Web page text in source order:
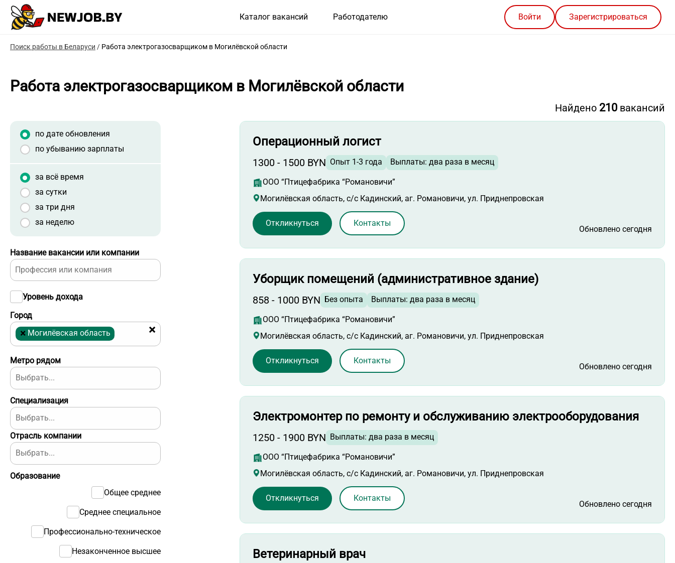
Каталог вакансий Работодателю Войти Зарегистрироваться
Поиск работы в Беларуси / Работа электрогазосварщиком в Могилёвской области
Работа электрогазосварщиком в Могилёвской области
Отрасль компании
Название вакансии или компании
Город
×
× Могилёвская область
Уровень дохода
Образование
Общее среднее
Среднее специальное
Профессионально-техническое
Незаконченное высшее
Метро рядом
по дате обновления
по убыванию зарплаты
за всё время
за сутки
за три дня
за неделю
Специализация
Найдено 210 вакансий
Операционный логист
1300 - 1500 BYN Опыт 1-3 года Выплаты: два раза в месяц
ООО “Птицефабрика “Романовичи”
Могилёвская область, с/с Кадинский, аг. Романовичи, ул. Приднепровская
Обновлено сегодня
Откликнуться Контакты
Уборщик помещений (административное здание)
858 - 1000 BYN Без опыта Выплаты: два раза в месяц
ООО “Птицефабрика “Романовичи”
Могилёвская область, с/с Кадинский, аг. Романовичи, ул. Приднепровская
Обновлено сегодня
Откликнуться Контакты
Электромонтер по ремонту и обслуживанию электрооборудования
1250 - 1900 BYN Выплаты: два раза в месяц
ООО “Птицефабрика “Романовичи”
Могилёвская область, с/с Кадинский, аг. Романовичи, ул. Приднепровская
Обновлено сегодня
Откликнуться Контакты
Ветеринарный врач